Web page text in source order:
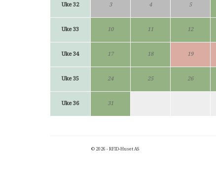
Uke 32 3 4 5
Uke 33 10 11 12
Uke 34 17 18 19
Uke 35 24 25 26
Uke 36 31
© 2026 - RFID-Huset AS